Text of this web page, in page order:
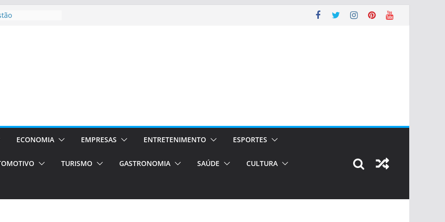
em Porto
de transfer,
de alto padrão
–
o segundo
únicas e
volta!ECONOMIA EMPRESAS ENTRETENIMENTO ESPORTES
TURISMO GASTRONOMIA SAÚDE CULTURA